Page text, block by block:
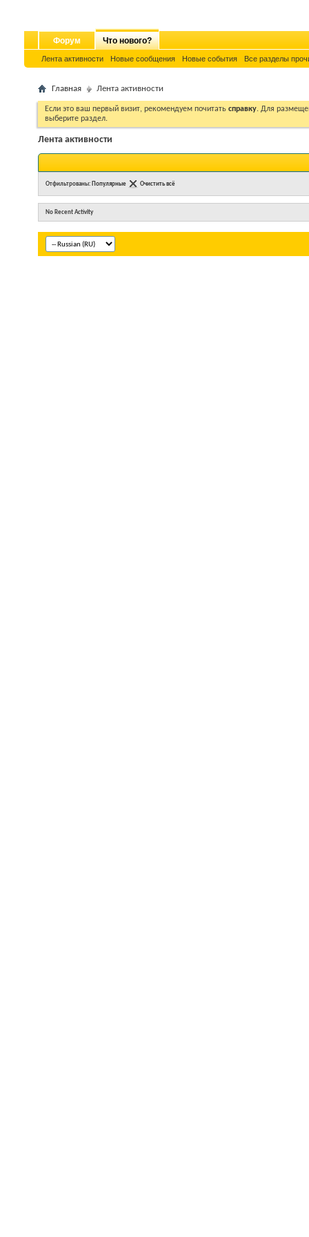
Форум Что нового?
Лента активности Новые сообщения Новые события Все разделы
Главная Лента активности
Если это ваш первый визит, рекомендуем почитать справку. Для
выберите раздел.
Лента активности
Отфильтрованы: Популярные Очистить всё
No Recent Activity